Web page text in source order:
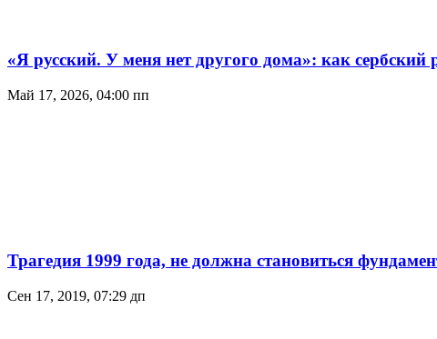
«Я русский. У меня нет другого дома»: как
Май 17, 2026, 04:00 пп
Трагедия 1999 года, не должна становиться
Сен 17, 2019, 07:29 дп